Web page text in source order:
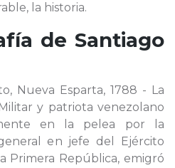
la historia.
de Santiago
Nueva Esparta, 1788 - La
y patriota venezolano
en la pelea por la
en jefe del Ejército
Primera República, emigró